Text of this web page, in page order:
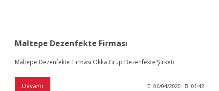
Maltepe Dezenfekte Firması
Maltepe Dezenfekte Firması Okka Grup Dezenfekte Şirketi
Devamı 06/04/2020 01:42